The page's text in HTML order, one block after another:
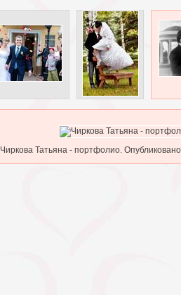
Чиркова Татьяна - портфолио.